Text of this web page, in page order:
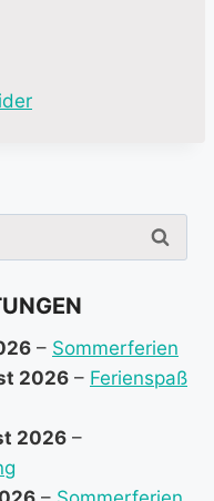
– Sommerferien
2026 – Ferienspaß
2026 –